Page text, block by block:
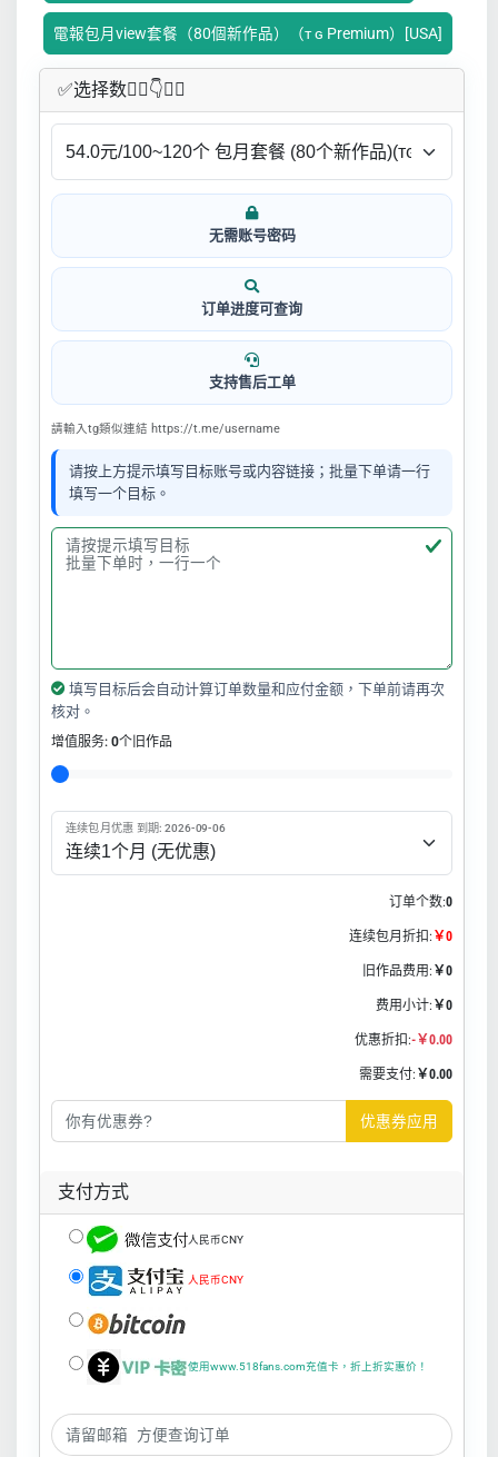
電報包月view套餐（80個新作品）（ᴛ ɢ Premium）[USA]
✅​选择数👇🏻​​👇👇🏻​​
无需账号密码
订单进度可查询
支持售后工单
請輸入tg類似連結 https://t.me/username
请按上方提示填写目标账号或内容链接；批量下单请一行
填写一个目标。
填写目标后会自动计算订单数量和应付金额，下单前请再次
核对。
增值服务: 0个旧作品
连续包月优惠 到期: 2026-09-06
订单个数:0
连续包月折扣: ￥0
旧作品费用: ￥0
费用小计: ￥0
优惠折扣:-￥0.00
需要支付: ￥0.00
优惠券应用
支付方式
人民币CNY
人民币CNY
使用www.518fans.com充值卡，折上折实惠价！